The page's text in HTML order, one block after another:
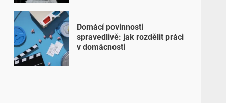
Domácí povinnosti
spravedlivě: jak rozdělit práci
v domácnosti